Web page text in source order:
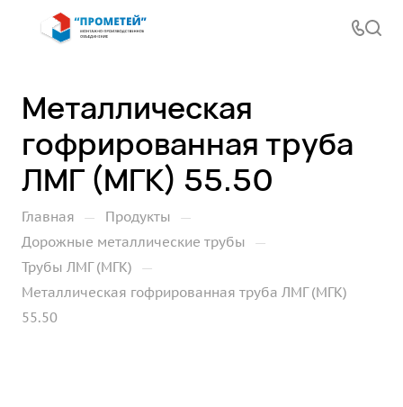
Металлическая
гофрированная труба
ЛМГ (МГК) 55.50
Главная — Продукты —
Дорожные металлические трубы —
Трубы ЛМГ (МГК) —
Металлическая гофрированная труба ЛМГ (МГК)
55.50